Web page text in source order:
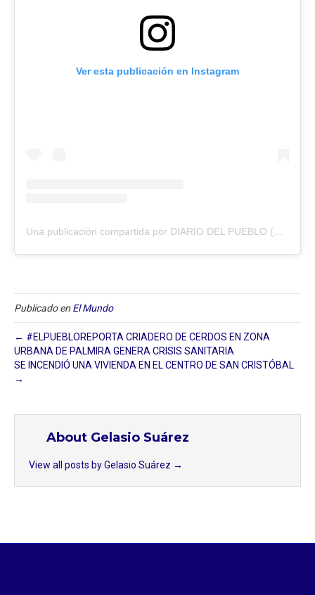
Ver esta publicación en Instagram
Publicado en El Mundo
← #ELPUEBLOREPORTA CRIADERO DE CERDOS EN ZONA
URBANA DE PALMIRA GENERA CRISIS SANITARIA
SE INCENDIÓ UNA VIVIENDA EN EL CENTRO DE SAN CRISTÓBAL
→
About Gelasio Suárez
View all posts by Gelasio Suárez →